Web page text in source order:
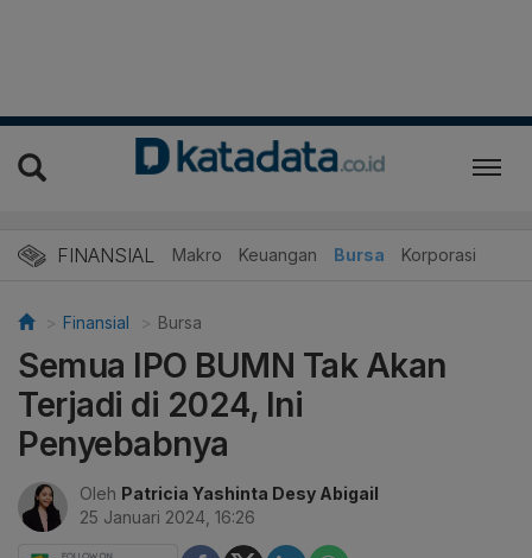
FINANSIAL Makro Keuangan Bursa Korporasi
Finansial Bursa
Semua IPO BUMN Tak Akan
Terjadi di 2024, Ini
Penyebabnya
Oleh Patricia Yashinta Desy Abigail
25 Januari 2024, 16:26